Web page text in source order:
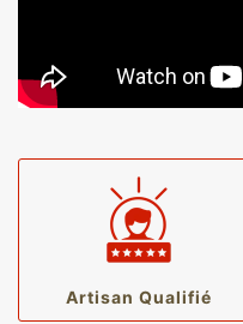
Artisan Qualifié